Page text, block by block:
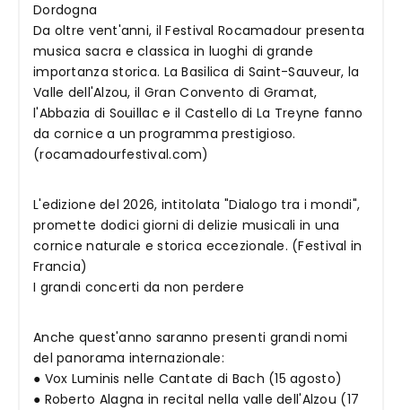
Dordogna
Da oltre vent'anni, il Festival Rocamadour presenta
musica sacra e classica in luoghi di grande
importanza storica. La Basilica di Saint-Sauveur, la
Valle dell'Alzou, il Gran Convento di Gramat,
l'Abbazia di Souillac e il Castello di La Treyne fanno
da cornice a un programma prestigioso.
(rocamadourfestival.com)
L'edizione del 2026, intitolata "Dialogo tra i mondi",
promette dodici giorni di delizie musicali in una
cornice naturale e storica eccezionale. (Festival in
Francia)
I grandi concerti da non perdere
Anche quest'anno saranno presenti grandi nomi
del panorama internazionale:
● Vox Luminis nelle Cantate di Bach (15 agosto)
● Roberto Alagna in recital nella valle dell'Alzou (17